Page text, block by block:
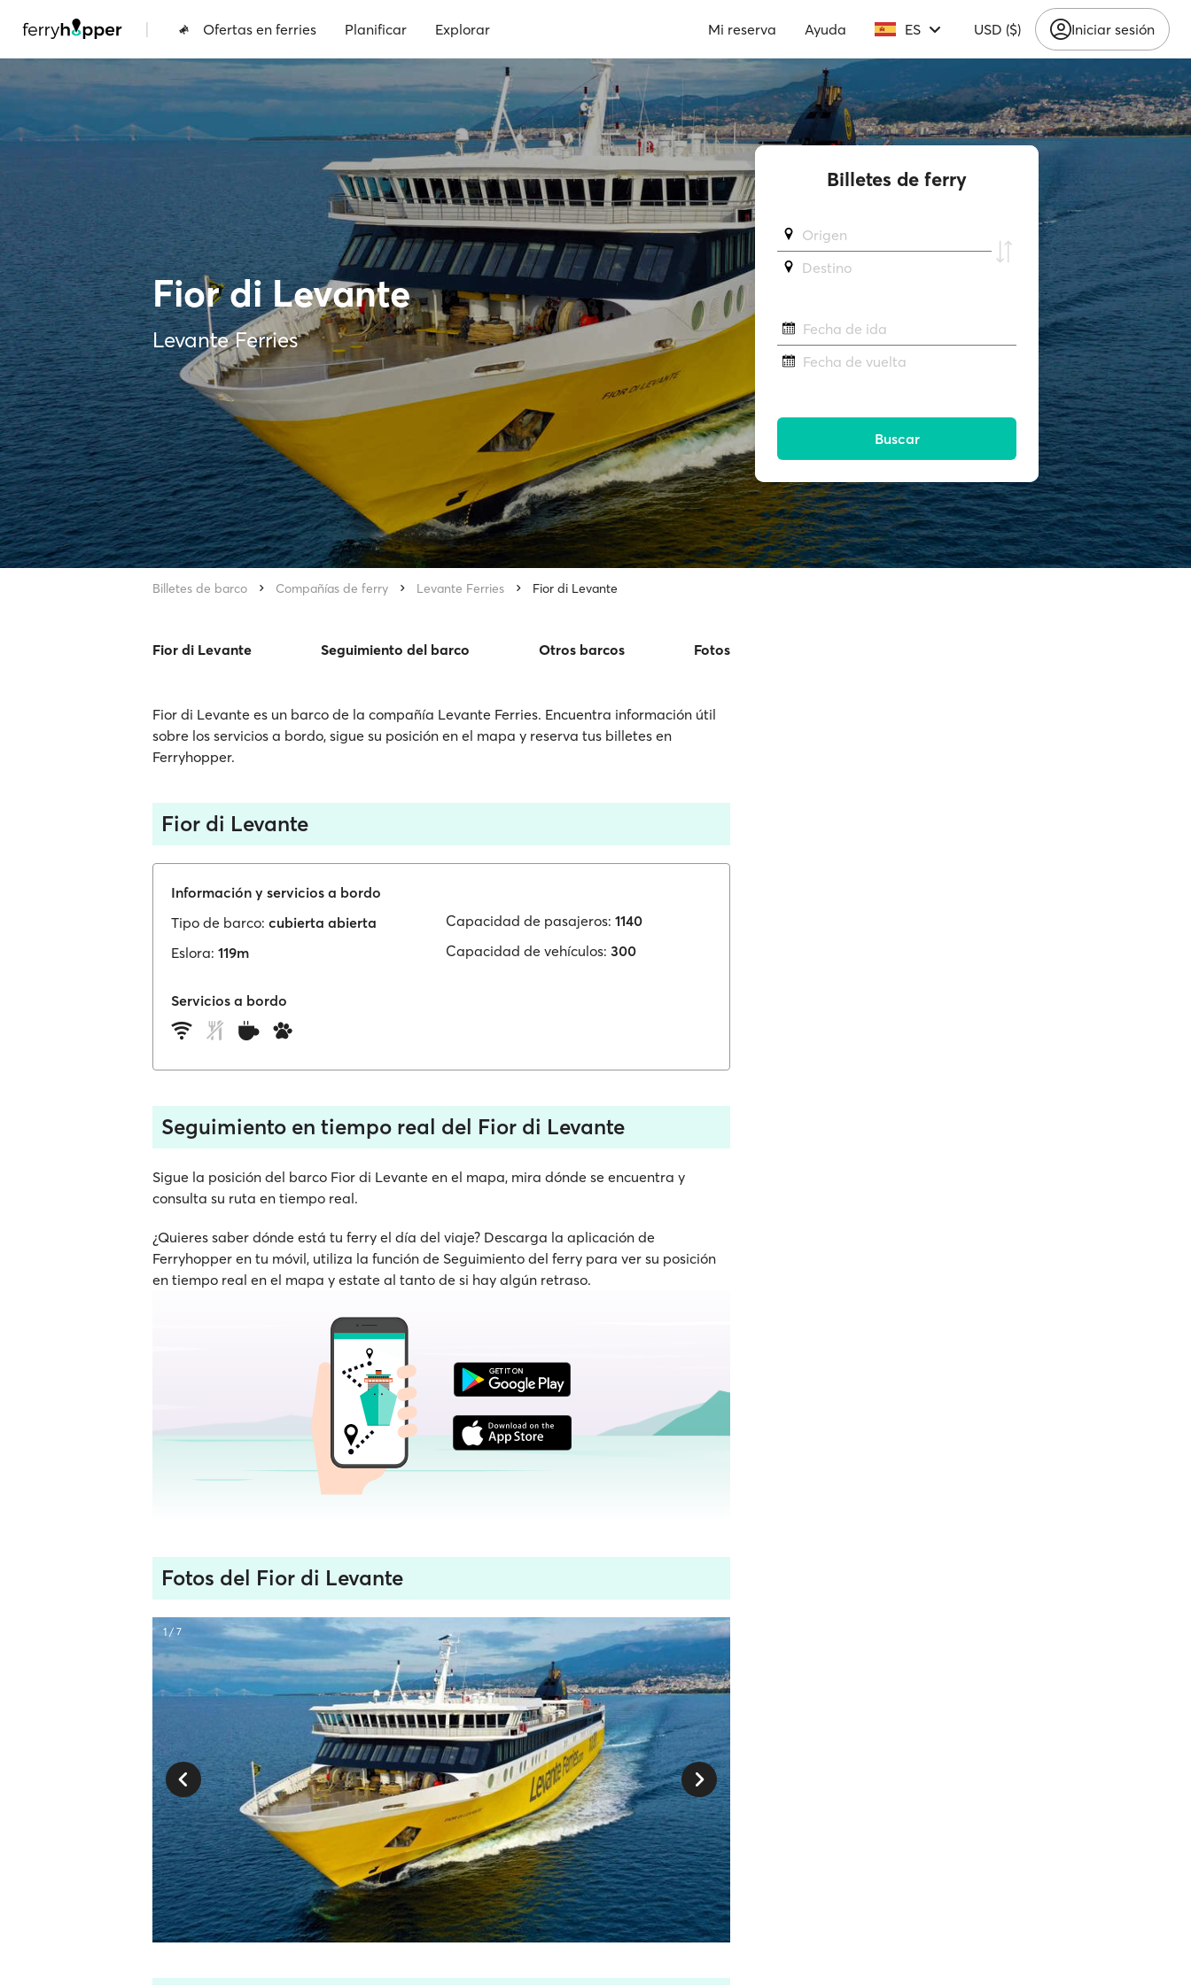
| Ofertas en ferries Planificar Explorar Mi reserva Ayuda ES USD ($) Iniciar sesión
Fior di Levante
Levante Ferries
Billetes de barco Compañías de ferry Levante Ferries Fior di Levante
Fior di Levante Seguimiento del barco Otros barcos Fotos
Fior di Levante es un barco de la compañía Levante Ferries. Encuentra información útil
sobre los servicios a bordo, sigue su posición en el mapa y reserva tus billetes en
Ferryhopper.
Fior di Levante
Información y servicios a bordo
Tipo de barco: cubierta abierta
Eslora: 119m
Capacidad de pasajeros: 1140
Capacidad de vehículos: 300
Servicios a bordo
Seguimiento en tiempo real del Fior di Levante
Sigue la posición del barco Fior di Levante en el mapa, mira dónde se encuentra y
consulta su ruta en tiempo real.
¿Quieres saber dónde está tu ferry el día del viaje? Descarga la aplicación de
Ferryhopper en tu móvil, utiliza la función de Seguimiento del ferry para ver su posición
en tiempo real en el mapa y estate al tanto de si hay algún retraso.
Fotos del Fior di Levante
1 / 7
Billetes de ferry
Origen
Destino
Fecha de ida
Fecha de vuelta
Buscar